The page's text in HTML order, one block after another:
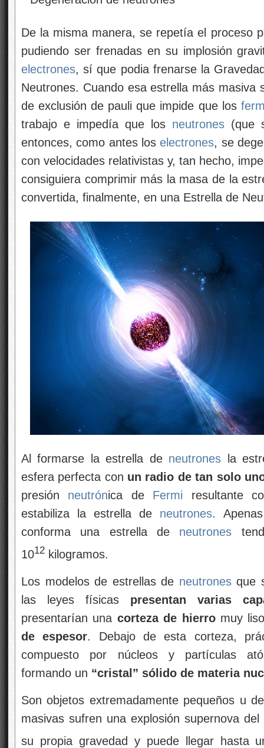
De la misma manera, se repetía el proceso
pudiendo ser frenadas en su implosión
electrones, sí que podia frenarse la
Neutrones. Cuando esa estrella más
de exclusión de pauli que impide que los
trabajo e impedía que los neutrones (que
entonces, como antes loselectrones, se
con velocidades relativistas y, tan hecho,
consiguiera comprimir más la masa de la
convertida, finalmente, en una Estrella de
Al formarse la estrella de neutrones la
esfera perfecta con un radio de tan solo
presión neutrónica de Fermi resultante
estabiliza la estrella de neutrones.
conforma una estrella de neutrones
1012 kilogramos.
Los modelos de estrellas de neutronesque
las leyes físicas presentan varias
presentarían una corteza de hierromuy
de espesor. Debajo de esta corteza,
compuesto por núcleos y partículas
formando un “cristal” sólido de materia
Son objetos extremadamente pequeños u
masivas sufren una explosión supernova
su propia gravedad y puede llegar hasta